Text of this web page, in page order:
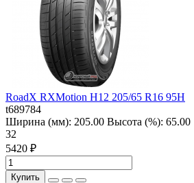
RoadX RXMotion H12 205/65 R16 95H
t689784
Ширина (мм): 205.00 Высота (%): 65.00
32
5420 ₽
Купить